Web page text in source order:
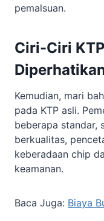
pemalsuan.
Ciri-Ciri
Kemudian, mari
pada KTP asli.
beberapa standar,
berkualitas,
keberadaan chip
keamanan.
Baca Juga: Biaya